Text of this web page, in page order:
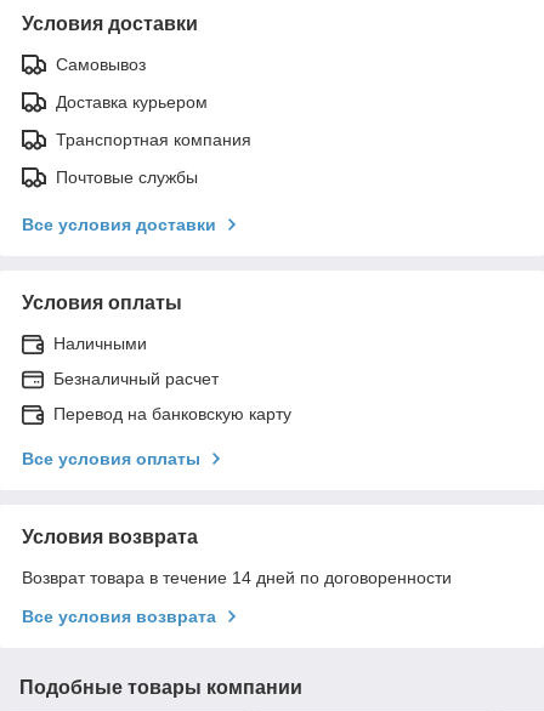
Условия доставки
Самовывоз
Доставка курьером
Транспортная компания
Почтовые службы
Все условия доставки
Условия оплаты
Наличными
Безналичный расчет
Перевод на банковскую карту
Все условия оплаты
Условия возврата
Возврат товара в течение 14 дней по договоренности
Все условия возврата
Подобные товары компании